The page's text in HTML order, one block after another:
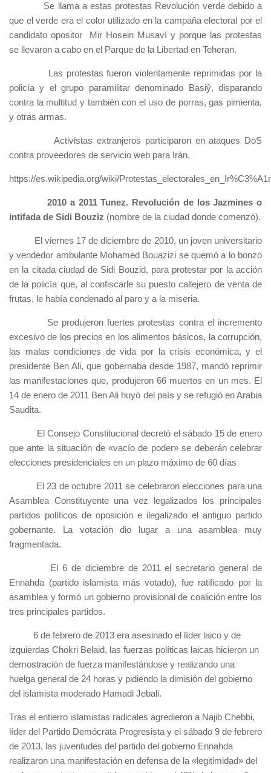
Se llama a estas protestas Revolución verde debido a
que el verde era el color utilizado en la campaña electoral por el
candidato opositor Mir Hosein Musaví y porque las protestas
se llevaron a cabo en el Parque de la Libertad en Teheran.
Las protestas fueron violentamente reprimidas por la
policía y el grupo paramilitar denominado Basiŷ, disparando
contra la multitud y también con el uso de porras, gas pimienta,
y otras armas.
Activistas extranjeros participaron en ataques DoS
contra proveedores de servicio web para Irán.
https://es.wikipedia.org/wiki/
2010 a 2011 Tunez. Revolución de los Jazmines o
intifada de Sidi Bouziz (nombre de la ciudad donde comenzó).
El viernes 17 de diciembre de 2010, un joven universitario
y vendedor ambulante Mohamed Bouazizi se quemó a lo bonzo
en la citada ciudad de Sidi Bouzid, para protestar por la acción
de la policía que, al confiscarle su puesto callejero de venta de
frutas, le había condenado al paro y a la miseria.
Se produjeron fuertes protestas contra el incremento
excesivo de los precios en los alimentos básicos, la corrupción,
las malas condiciones de vida por la crisis económica, y el
presidente Ben Ali, que gobernaba desde 1987, mandó reprimir
las manifestaciones que, produjeron 66 muertos en un mes. El
14 de enero de 2011 Ben Ali huyó del país y se refugió en Arabia
Saudita.
El Consejo Constitucional decretó el sábado 15 de enero
que ante la situación de «vacío de poder» se deberán celebrar
elecciones presidenciales en un plazo máximo de 60 días
El 23 de octubre 2011 se celebraron elecciones para una
Asamblea Constituyente una vez legalizados los principales
partidos políticos de oposición e ilegalizado el antiguo partido
gobernante. La votación dio lugar a una asamblea muy
fragmentada.
El 6 de diciembre de 2011 el secretario general de
Ennahda (partido islamista más votado), fue ratificado por la
asamblea y formó un gobierno provisional de coalición entre los
tres principales partidos.
6 de febrero de 2013 era asesinado el líder laico y de
izquierdas Chokri Belaid, las fuerzas políticas laicas hicieron un
demostración de fuerza manifestándose y realizando una
huelga general de 24 horas y pidiendo la dimisión del gobierno
del islamista moderado Hamadi Jebali.
Tras el entierro islamistas radicales agredieron a Najib Chebbi,
líder del Partido Demócrata Progresista y el sábado 9 de febrero
de 2013, las juventudes del partido del gobierno Ennahda
realizaron una manifestación en defensa de la «legitimidad» del